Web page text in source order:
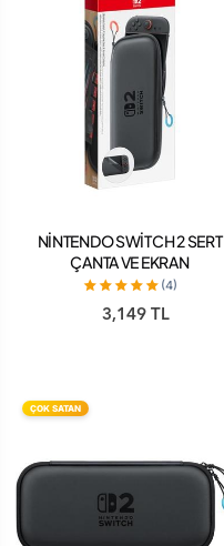
NİNTENDO SWİTCH 2 SERT
ÇANTA VE EKRAN
KORUYUCU
(4)
3,149 TL
ÇOK SATAN